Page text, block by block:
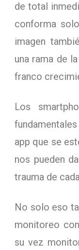
de total
conforma
imagen
una rama de
franco
Los
app que se
nos pueden
trauma de
No solo eso
monitoreo
su vez